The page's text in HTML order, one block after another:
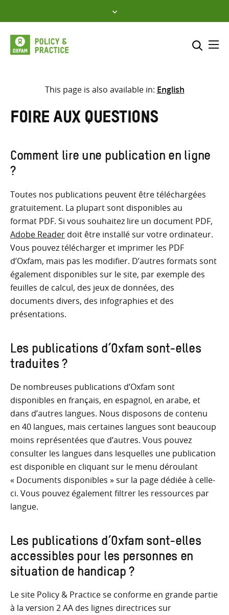
to
content
Sélectionner l’emplacement
Saisir
de
RECHERCHER
This page is also available in: English
Foire aux questions
Comment lire une publication en ligne
?
Toutes nos publications peuvent être téléchargées
gratuitement. La plupart sont disponibles au
format PDF. Si vous souhaitez lire un document PDF,
Adobe Reader doit être installé sur votre ordinateur.
Vous pouvez télécharger et imprimer les PDF
d’Oxfam, mais pas les modifier. D’autres formats sont
également disponibles sur le site, par exemple des
feuilles de calcul, des jeux de données, des
documents divers, des infographies et des
présentations.
Les publications d’Oxfam sont-elles
traduites ?
De nombreuses publications d’Oxfam sont
disponibles en français, en espagnol, en arabe, et
dans d’autres langues. Nous disposons de contenu
en 40 langues, mais certaines langues sont beaucoup
moins représentées que d’autres. Vous pouvez
consulter les langues dans lesquelles une publication
est disponible en cliquant sur le menu déroulant
« Documents disponibles » sur la page dédiée à celle-
ci. Vous pouvez également filtrer les ressources par
langue.
Les publications d’Oxfam sont-elles
accessibles pour les personnes en
situation de handicap ?
Le site Policy & Practice se conforme en grande partie
à la version 2 AA des lignes directrices sur